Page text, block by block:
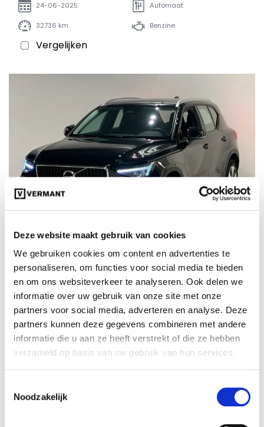
Deze website maakt gebruik van cookies
We gebruiken cookies om content en advertenties te
personaliseren, om functies voor social media te bieden
en om ons websiteverkeer te analyseren. Ook delen we
informatie over uw gebruik van onze site met onze
partners voor social media, adverteren en analyse. Deze
partners kunnen deze gegevens combineren met andere
informatie die u aan ze heeft verstrekt of die ze hebben
verzameld op basis van uw gebruik van hun services.
Noodzakelijk
24-06-2025 Automaat
32736 km Benzine
Vergelijken
€ 29.990
98342
incl. BTW
Volvo XC40 Core B3 Mild-hybride (MHEV) Benzine
23-06-2025 Automaat